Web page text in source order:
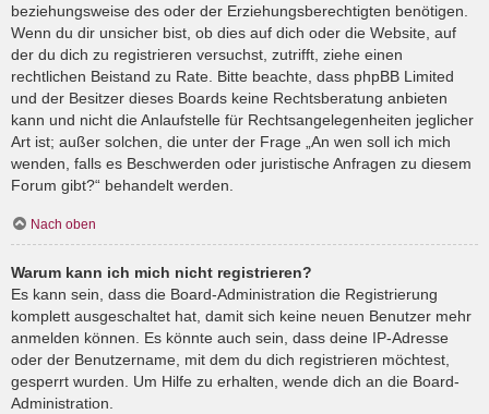
beziehungsweise des oder der Erziehungsberechtigten benötigen.
Wenn du dir unsicher bist, ob dies auf dich oder die Website, auf
der du dich zu registrieren versuchst, zutrifft, ziehe einen
rechtlichen Beistand zu Rate. Bitte beachte, dass phpBB Limited
und der Besitzer dieses Boards keine Rechtsberatung anbieten
kann und nicht die Anlaufstelle für Rechtsangelegenheiten jeglicher
Art ist; außer solchen, die unter der Frage „An wen soll ich mich
wenden, falls es Beschwerden oder juristische Anfragen zu diesem
Forum gibt?“ behandelt werden.
Nach oben
Warum kann ich mich nicht registrieren?
Es kann sein, dass die Board-Administration die Registrierung
komplett ausgeschaltet hat, damit sich keine neuen Benutzer mehr
anmelden können. Es könnte auch sein, dass deine IP-Adresse
oder der Benutzername, mit dem du dich registrieren möchtest,
gesperrt wurden. Um Hilfe zu erhalten, wende dich an die Board-
Administration.